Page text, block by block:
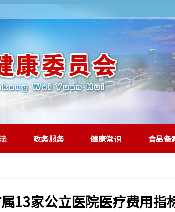
政务服务 健康常识 食品备
13家公立医院医疗费用指